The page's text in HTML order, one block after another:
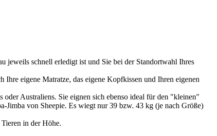
jeweils schnell erledigt ist und Sie bei der Standortwahl Ihres
eigene Matratze, das eigene Kopfkissen und Ihren eigenen
Australiens. Sie eignen sich ebenso ideal für den "kleinen"
von Sheepie. Es wiegt nur 39 bzw. 43 kg (je nach Größe)
in der Höhe.